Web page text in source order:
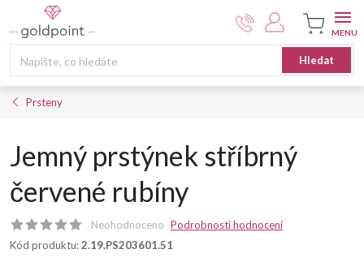
na
Hledat
Nákupní
košík
Prsteny
Jemný prstýnek stříbrný
červené rubíny
Neohodnoceno Podrobnosti hodnocení
Kód produktu:2.19.PS203601.51